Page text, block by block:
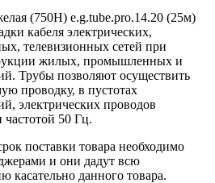
(750Н) e.g.tube.pro.14.20 (25м)
кабеля электрических,
телевизионных сетей при
жилых, промышленных и
Трубы позволяют осуществить
проводку, в пустотах
электрических проводов
50 Гц.
поставки товара необходимо
и они дадут всю
данного товара.